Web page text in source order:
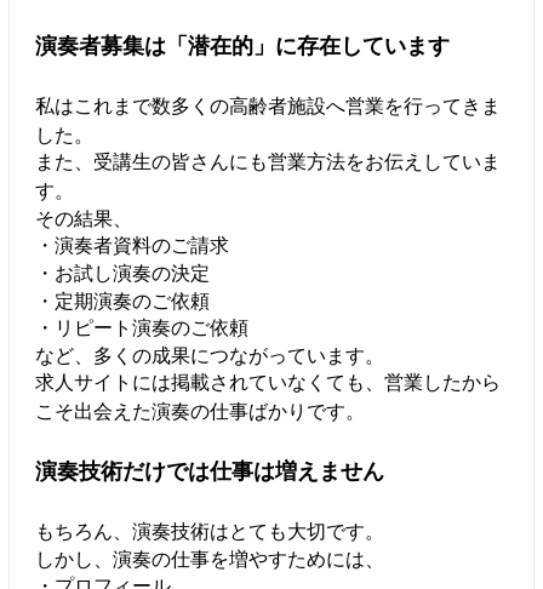
演奏者募集は「潜在的」に存在しています
私はこれまで数多くの高齢者施設へ営業を行ってきま
した。
また、受講生の皆さんにも営業方法をお伝えしていま
す。
その結果、
・演奏者資料のご請求
・お試し演奏の決定
・定期演奏のご依頼
・リピート演奏のご依頼
など、多くの成果につながっています。
求人サイトには掲載されていなくても、営業したから
こそ出会えた演奏の仕事ばかりです。
演奏技術だけでは仕事は増えません
もちろん、演奏技術はとても大切です。
しかし、演奏の仕事を増やすためには、